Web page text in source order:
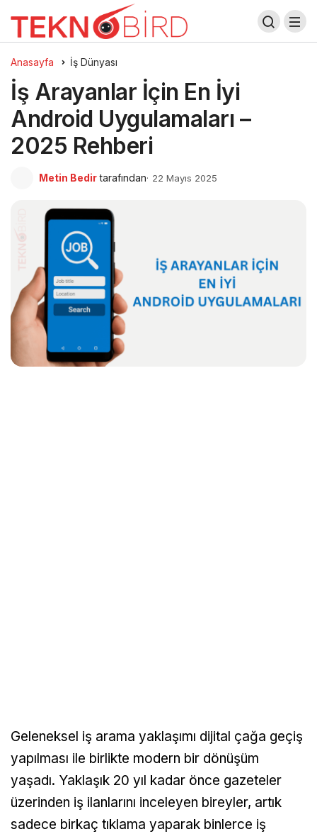
Anasayfa İş Dünyası
İş Arayanlar İçin En İyi
Android Uygulamaları –
2025 Rehberi
Metin Bedir tarafından 22 Mayıs 2025
Geleneksel iş arama yaklaşımı dijital çağa geçiş
yapılması ile birlikte modern bir dönüşüm
yaşadı. Yaklaşık 20 yıl kadar önce gazeteler
üzerinden iş ilanlarını inceleyen bireyler, artık
sadece birkaç tıklama yaparak binlerce iş